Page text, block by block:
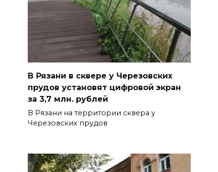
В Рязани в сквере у Черезовских
прудов установят цифровой экран
за 3,7 млн. рублей
В Рязани на территории сквера у
Черезовских прудов